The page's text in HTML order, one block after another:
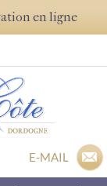
en ligne
E-MAIL